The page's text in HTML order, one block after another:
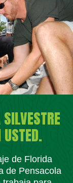
de Florida
de Pensacola